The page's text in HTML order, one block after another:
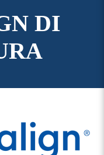
DI